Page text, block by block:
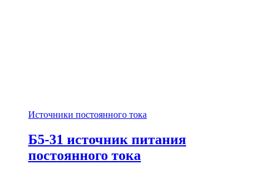
Источники постоянного тока
Б5-31 источник питания
постоянного тока